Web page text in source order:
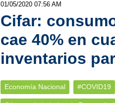
01/05/2020 07:56 AM
Cifar:
cae 40% en
inventarios
Economía Nacional #COVID19